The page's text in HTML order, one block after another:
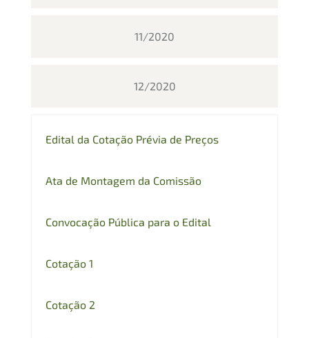
11/2020
12/2020
Edital da Cotação Prévia de Preços
Ata de Montagem da Comissão
Convocação Pública para o Edital
Cotação 1
Cotação 2